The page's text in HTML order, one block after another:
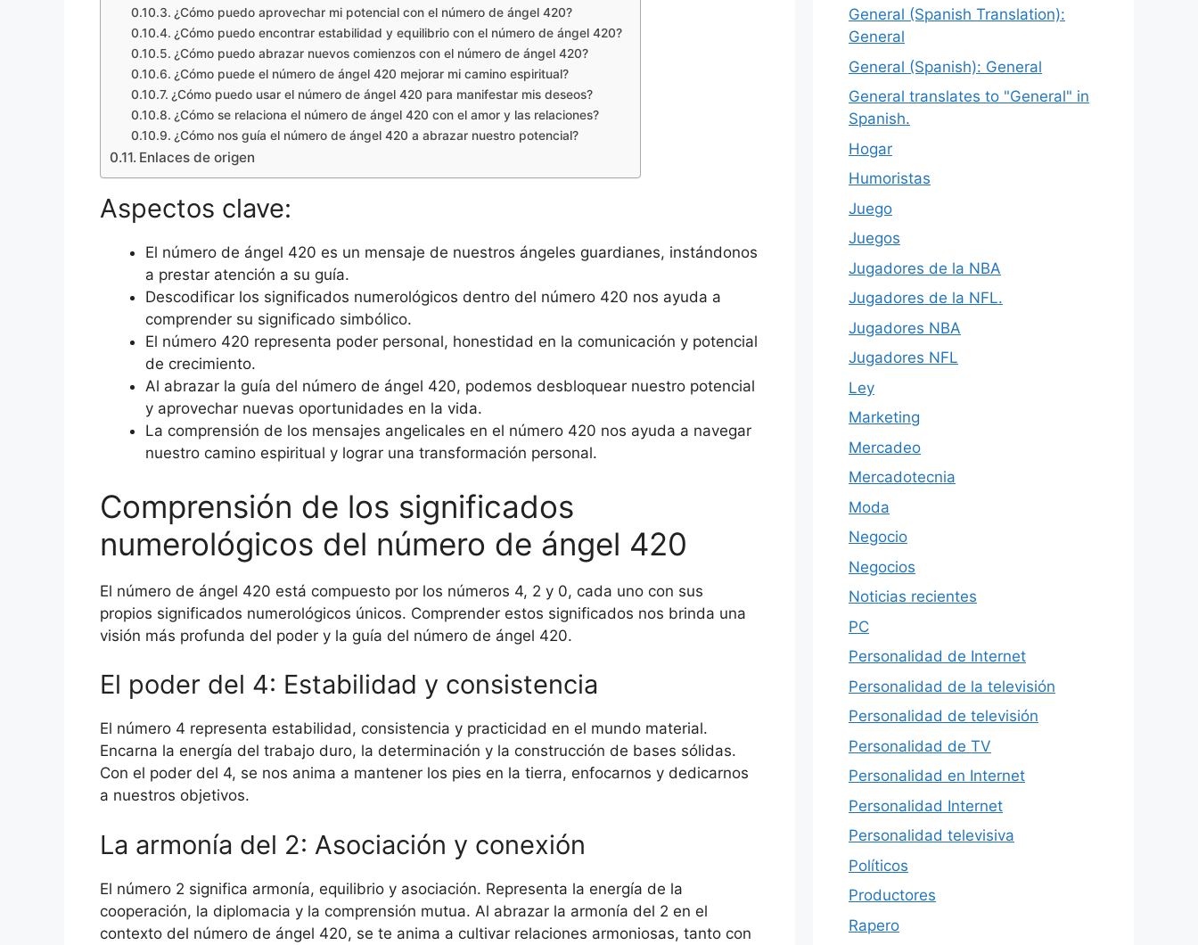
¿Cómo puedo aprovechar mi potencial con el número de ángel 420?
¿Cómo puedo encontrar estabilidad y equilibrio con el número de ángel 420?
¿Cómo puedo abrazar nuevos comienzos con el número de ángel 420?
¿Cómo puede el número de ángel 420 mejorar mi camino espiritual?
¿Cómo puedo usar el número de ángel 420 para manifestar mis deseos?
¿Cómo se relaciona el número de ángel 420 con el amor y las relaciones?
¿Cómo nos guía el número de ángel 420 a abrazar nuestro potencial?
Enlaces de origen
Aspectos clave:
El número de ángel 420 es un mensaje de nuestros ángeles guardianes, instándonos
a prestar atención a su guía.
Descodificar los significados numerológicos dentro del número 420 nos ayuda a
comprender su significado simbólico.
El número 420 representa poder personal, honestidad en la comunicación y potencial
de crecimiento.
Al abrazar la guía del número de ángel 420, podemos desbloquear nuestro potencial
y aprovechar nuevas oportunidades en la vida.
La comprensión de los mensajes angelicales en el número 420 nos ayuda a navegar
nuestro camino espiritual y lograr una transformación personal.
Comprensión de los significados
numerológicos del número de ángel 420
El número de ángel 420 está compuesto por los números 4, 2 y 0, cada uno con sus
propios significados numerológicos únicos. Comprender estos significados nos brinda una
visión más profunda del poder y la guía del número de ángel 420.
El poder del 4: Estabilidad y consistencia
El número 4 representa estabilidad, consistencia y practicidad en el mundo material.
Encarna la energía del trabajo duro, la determinación y la construcción de bases sólidas.
Con el poder del 4, se nos anima a mantener los pies en la tierra, enfocarnos y dedicarnos
a nuestros objetivos.
La armonía del 2: Asociación y conexión
El número 2 significa armonía, equilibrio y asociación. Representa la energía de la
cooperación, la diplomacia y la comprensión mutua. Al abrazar la armonía del 2 en el
contexto del número de ángel 420, se te anima a cultivar relaciones armoniosas, tanto con
General (Spanish Translation):
General
General (Spanish): General
General translates to "General" in
Spanish.
Hogar
Humoristas
Juego
Juegos
Jugadores de la NBA
Jugadores de la NFL.
Jugadores NBA
Jugadores NFL
Ley
Marketing
Mercadeo
Mercadotecnia
Moda
Negocio
Negocios
Noticias recientes
PC
Personalidad de Internet
Personalidad de la televisión
Personalidad de televisión
Personalidad de TV
Personalidad en Internet
Personalidad Internet
Personalidad televisiva
Políticos
Productores
Rapero